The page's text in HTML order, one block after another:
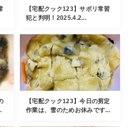
【宅配クック123】サボリ常習
犯と判明！2025.4.2...
【宅配クック123】今日の剪定
作業は、雪のためお休みです...